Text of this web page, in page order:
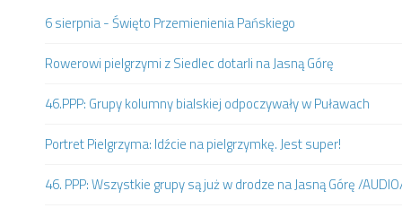
6 sierpnia - Święto Przemienienia Pańskiego
Rowerowi pielgrzymi z Siedlec dotarli na Jasną Górę
46.PPP: Grupy kolumny bialskiej odpoczywały w Puławach
Portret Pielgrzyma: Idźcie na pielgrzymkę. Jest super!
46. PPP: Wszystkie grupy są już w drodze na Jasną Górę /